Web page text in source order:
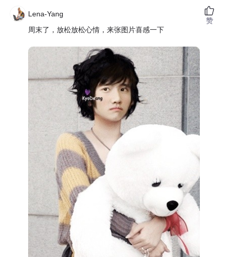
Lena-Yang
周末了，放松放松心情，来张图片喜感一下
赞